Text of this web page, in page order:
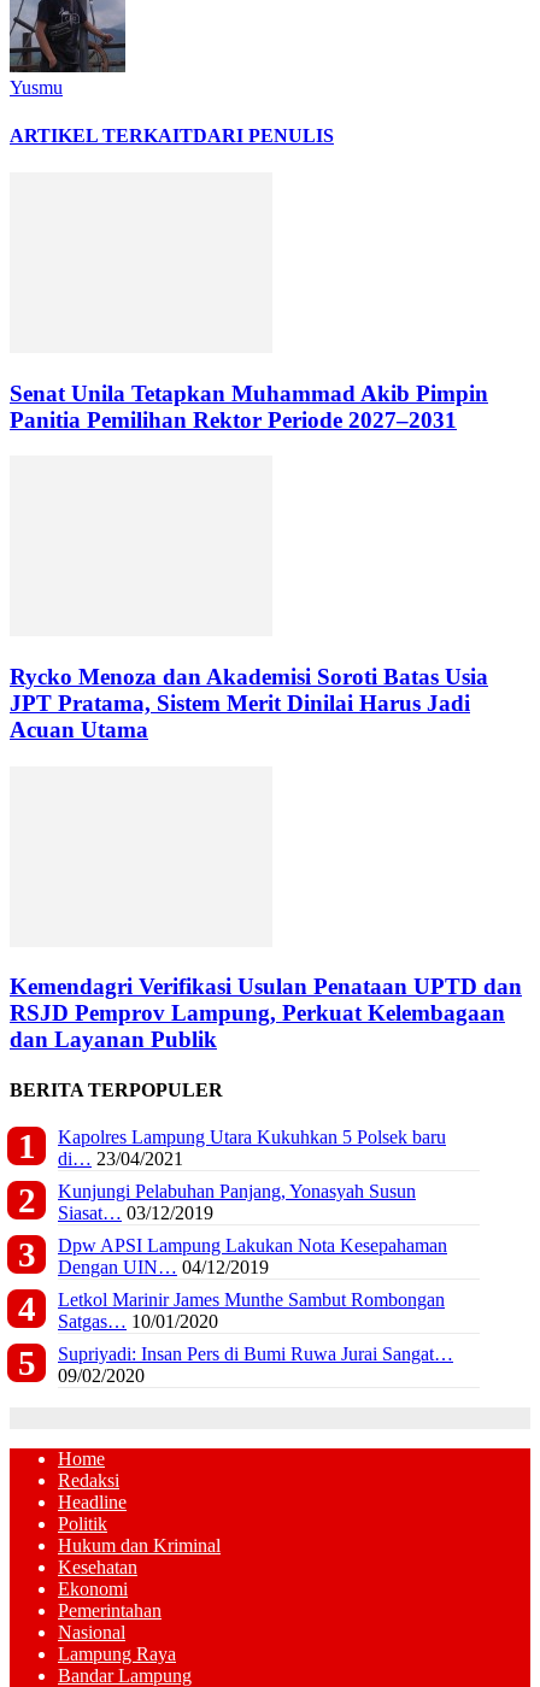
Yusmu
ARTIKEL TERKAITDARI PENULIS
Senat Unila Tetapkan Muhammad Akib Pimpin
Panitia Pemilihan Rektor Periode 2027–2031
Rycko Menoza dan Akademisi Soroti Batas Usia
JPT Pratama, Sistem Merit Dinilai Harus Jadi
Acuan Utama
Kemendagri Verifikasi Usulan Penataan UPTD dan
RSJD Pemprov Lampung, Perkuat Kelembagaan
dan Layanan Publik
BERITA TERPOPULER
Kapolres Lampung Utara Kukuhkan 5 Polsek baru
di… 23/04/2021
Kunjungi Pelabuhan Panjang, Yonasyah Susun
Siasat… 03/12/2019
Dpw APSI Lampung Lakukan Nota Kesepahaman
Dengan UIN… 04/12/2019
Letkol Marinir James Munthe Sambut Rombongan
Satgas… 10/01/2020
Supriyadi: Insan Pers di Bumi Ruwa Jurai Sangat…
09/02/2020
Home
Redaksi
Headline
Politik
Hukum dan Kriminal
Kesehatan
Ekonomi
Pemerintahan
Nasional
Lampung Raya
Bandar Lampung